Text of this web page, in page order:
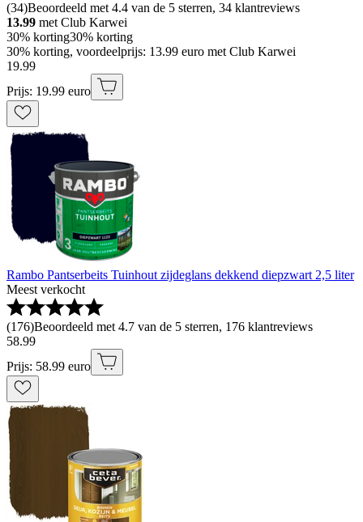
(34)Beoordeeld met 4.4 van de 5 sterren, 34 klantreviews
13.99 met Club Karwei
30% korting30% korting
30% korting, voordeelprijs: 13.99 euro met Club Karwei
19.99
Prijs: 19.99 euro
Rambo Pantserbeits Tuinhout zijdeglans dekkend diepzwart 2,5 liter
Meest verkocht
(176)Beoordeeld met 4.7 van de 5 sterren, 176 klantreviews
58.99
Prijs: 58.99 euro